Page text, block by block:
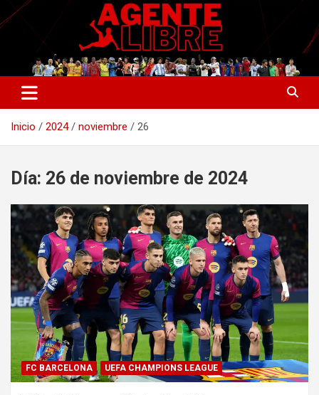
Saltar
al
Agente Libre Digital
La nueva generación del periodismo deportivo.
Inicio 2024 noviembre 26
Día: 26 de noviembre de 2024
FC BARCELONA UEFA CHAMPIONS LEAGUE